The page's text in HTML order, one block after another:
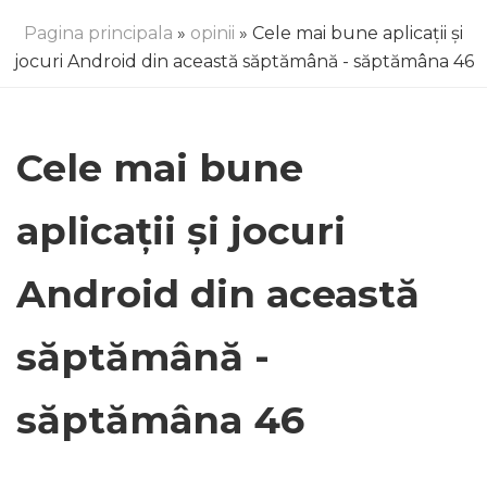
Pagina principala » opinii » Cele mai bune aplicații și
jocuri Android din această săptămână - săptămâna 46
Cele mai bune
aplicații și jocuri
Android din această
săptămână -
săptămâna 46